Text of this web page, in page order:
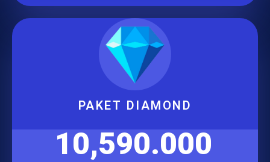
PAKET DIAMOND
10,590.000